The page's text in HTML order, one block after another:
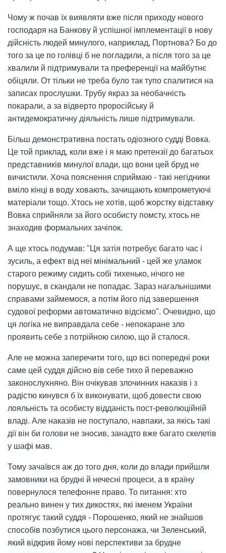
Чому ж почав їх виявляти вже після приходу нового
господаря на Банкову й успішної імплементації в нову
дійсність людей минулого, наприклад, Портнова? Бо до
того за це по голівці б не погладили, а після того за це
хвалили й підтримували та преференції на майбутнє
обіцяли. От тільки не треба було так тупо спалитися на
записах прослушки. Трубу якраз за необачність
покарали, а за відверто проросійську й
антидемократичну діяльність лише підтримували.
Більш демонстративна постать одіозного судді Вовка.
Це той приклад, коли вже і я маю претензії до багатьох
представників минулої влади, що вони цей бруд не
вичистили. Хоча пояснення сприймаю - такі негідники
вміло кінці в воду ховають, зачищають компрометуючі
матеріали тощо. Хтось не хотів, щоб жорстку відставку
Вовка сприйняли за його особисту помсту, хтось не
знаходив формальних зачіпок.
А ще хтось подумав: "Ця затія потребує багато час і
зусиль, а ефект від неї мінімальний - цей же уламок
старого режиму сидить собі тихенько, нічого не
порушує, в скандали не попадає. Зараз нагальнішими
справами займемося, а потім його під завершення
судової реформи автоматично відсіємо". Очевидно, що
ця логіка не виправдала себе - непокаране зло
проявить себе з потрійною силою, що й сталося.
Але не можна заперечити того, що всі попередні роки
саме цей суддя дійсно вів себе тихо й переважно
законослухняно. Він очікував злочинних наказів і з
радістю кинувся б їх виконувати, щоб довести свою
лояльність та особисту відданість пост-революційній
владі. Але наказів не поступало, навпаки, за якісь такі
дії він би голови не зносив, занадто вже багато скелетів
у шафі мав.
Тому зачаївся аж до того дня, коли до влади прийшли
замовники на брудні й нечесні процеси, а в країну
повернулося телефонне право. То питання: хто
реально винен у тих дикостях, які іменем України
протягує такий суддя - Порошенко, який не знайшов
способів позбутися цього персонажа, чи Зеленський,
який відкрив йому нові перспективи за брудне